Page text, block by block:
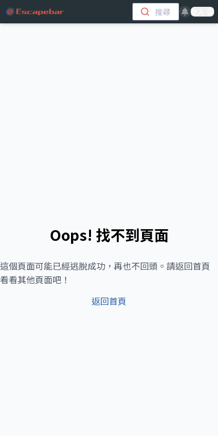
跳至主要內容
搜尋 登入
Oops! 找不到頁面
這個頁面可能已經逃脫成功，再也不回頭。請返回首頁
看看其他頁面吧！
返回首頁